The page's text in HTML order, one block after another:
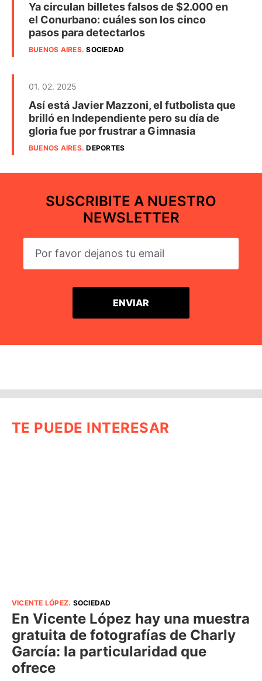
Ya circulan billetes falsos de $2.000 en
el Conurbano: cuáles son los cinco
pasos para detectarlos
BUENOS AIRES.SOCIEDAD
01. 02. 2025
Así está Javier Mazzoni, el futbolista que
brilló en Independiente pero su día de
gloria fue por frustrar a Gimnasia
BUENOS AIRES.DEPORTES
SUSCRIBITE A NUESTRO
NEWSLETTER
TE PUEDE INTERESAR
VICENTE LÓPEZ. SOCIEDAD
En Vicente López hay una muestra
gratuita de fotografías de Charly
García: la particularidad que
ofrece